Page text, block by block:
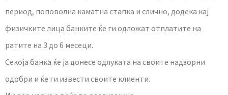
период, поповолна каматна стапка и слично, додека кај
физичките лица банките ќе ги одложат отплатите на
ратите на 3 до 6 месеци.
Секоја банка ќе ја донесе одлуката на своите надзорни
одобри и ќе ги извести своите клиенти.